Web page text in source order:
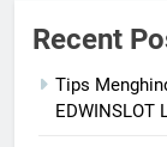
Recent
Tips
EDWINSLOT